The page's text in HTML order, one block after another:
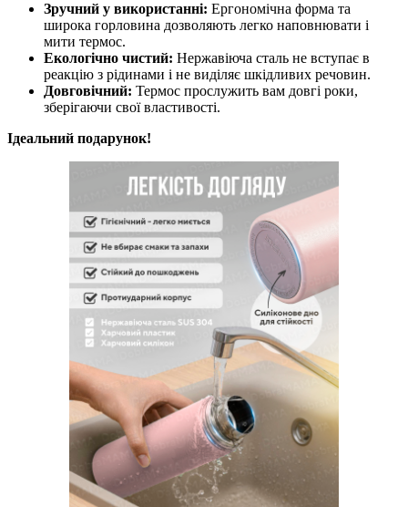
Зручний у використанні: Ергономічна форма та
широка горловина дозволяють легко наповнювати і
мити термос.
Екологічно чистий: Нержавіюча сталь не вступає в
реакцію з рідинами і не виділяє шкідливих речовин.
Довговічний: Термос прослужить вам довгі роки,
зберігаючи свої властивості.
Ідеальний подарунок!